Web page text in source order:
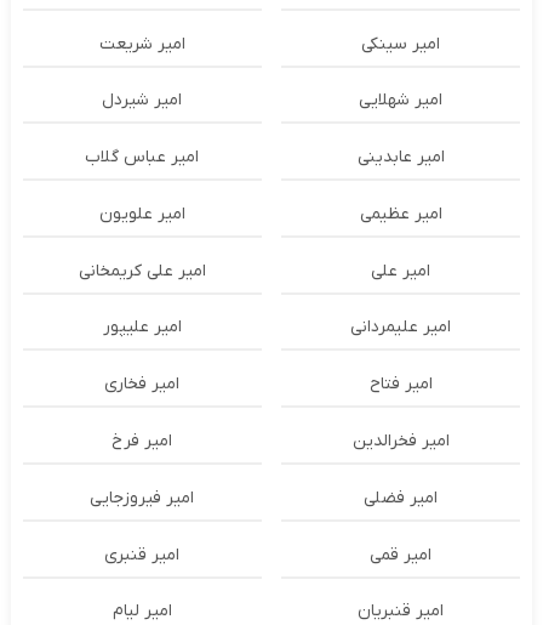
امیر سینکی امیر شریعت
امیر شهلایی امیر شیردل
امیر عابدینی امیر عباس گلاب
امیر عظیمی امیر علویون
امیر علی امیر علی کریمخانی
امیر علیمردانی امیر علیپور
امیر فتاح امیر فخاری
امیر فخرالدین امیر فرخ
امیر فضلی امیر فیروزجایی
امیر قمی امیر قنبری
امیر قنبریان امیر لیام